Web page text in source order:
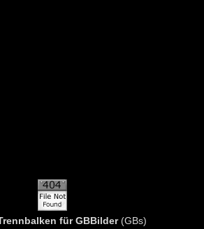
für GBBilder(GBs)